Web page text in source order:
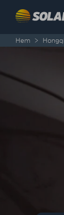
Hem > Hongqi